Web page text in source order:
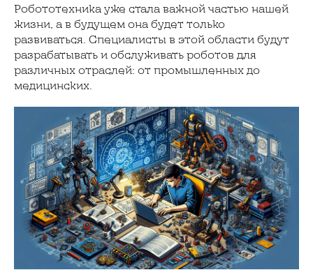
Робототехника уже стала важной частью нашей
жизни, а в будущем она будет только
развиваться. Специалисты в этой области будут
разрабатывать и обслуживать роботов для
различных отраслей: от промышленных до
медицинских.